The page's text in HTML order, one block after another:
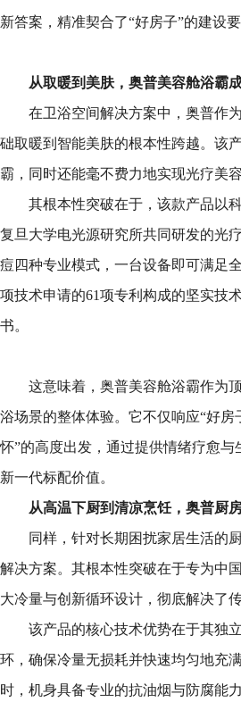
新答案，精准契合了“好房子”的建设要
从取暖到美肤，奥普美容舱浴霸
在卫浴空间解决方案中，奥普作
础取暖到智能美肤的根本性跨越。该
霸，同时还能毫不费力地实现光疗美
其根本性突破在于，该款产品以
复旦大学电光源研究所共同研发的光
痘四种专业模式，一台设备即可满足
项技术申请的61项专利构成的坚实技
书。
这意味着，奥普美容舱浴霸作为
浴场景的整体体验。它不仅响应“好
怀”的高度出发，通过提供情绪疗愈
新一代标配价值。
从高温下厨到清凉烹饪，奥普厨
同样，针对长期困扰家居生活的
解决方案。其根本性突破在于专为中
大冷量与创新循环设计，彻底解决了
该产品的核心技术优势在于其独
环，确保冷量无损耗并快速均匀地充
时，机身具备专业的抗油烟与防腐能